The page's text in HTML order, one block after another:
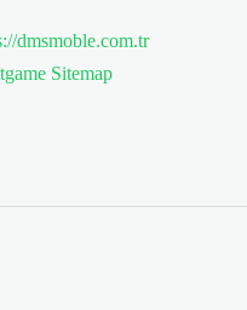
dmsmoble.com.tr
Sitemap